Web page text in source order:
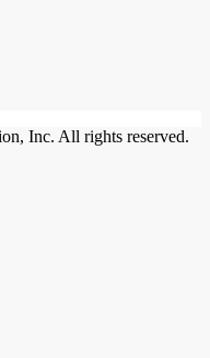
Inc. All rights reserved.